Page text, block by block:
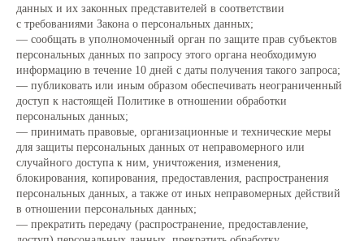
данных и их законных представителей в соответствии
с требованиями Закона о персональных данных;
— сообщать в уполномоченный орган по защите прав субъектов
персональных данных по запросу этого органа необходимую
информацию в течение 10 дней с даты получения такого запроса;
— публиковать или иным образом обеспечивать неограниченный
доступ к настоящей Политике в отношении обработки
персональных данных;
— принимать правовые, организационные и технические меры
для защиты персональных данных от неправомерного или
случайного доступа к ним, уничтожения, изменения,
блокирования, копирования, предоставления, распространения
персональных данных, а также от иных неправомерных действий
в отношении персональных данных;
— прекратить передачу (распространение, предоставление,